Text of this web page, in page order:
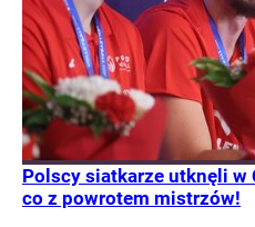
Polscy siatkarze utknęli w
co z powrotem mistrzów!